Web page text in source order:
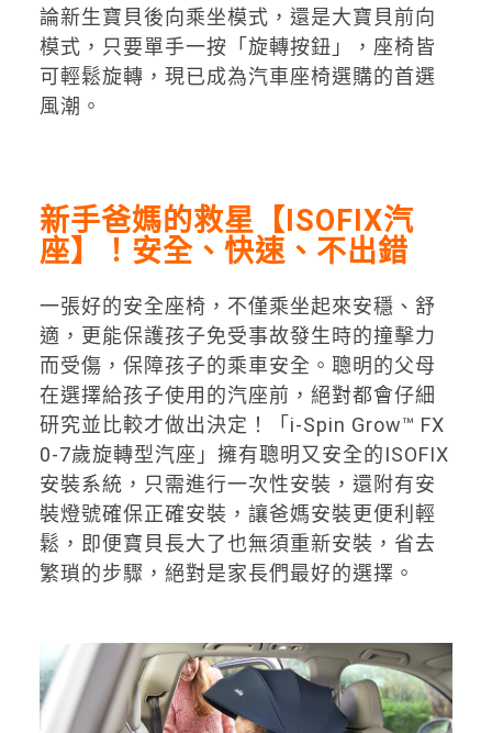
論新生寶貝後向乘坐模式，還是大寶貝前向
模式，只要單手一按「旋轉按鈕」，座椅皆
可輕鬆旋轉，現已成為汽車座椅選購的首選
風潮。
新手爸媽的救星【ISOFIX汽
座】！安全、快速、不出錯
一張好的安全座椅，不僅乘坐起來安穩、舒
適，更能保護孩子免受事故發生時的撞擊力
而受傷，保障孩子的乘車安全。聰明的父母
在選擇給孩子使用的汽座前，絕對都會仔細
研究並比較才做出決定！「i-Spin Grow™ FX
0-7歲旋轉型汽座」擁有聰明又安全的ISOFIX
安裝系統，只需進行一次性安裝，還附有安
裝燈號確保正確安裝，讓爸媽安裝更便利輕
鬆，即便寶貝長大了也無須重新安裝，省去
繁瑣的步驟，絕對是家長們最好的選擇。